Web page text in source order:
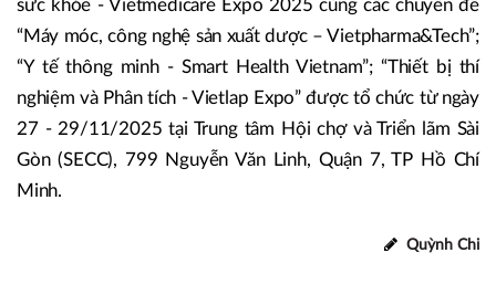
sức khỏe - Vietmedicare Expo 2025 cùng các chuyên đề
“Máy móc, công nghệ sản xuất dược – Vietpharma&Tech”;
“Y tế thông minh - Smart Health Vietnam”; “Thiết bị thí
nghiệm và Phân tích - Vietlap Expo” được tổ chức từ ngày
27 - 29/11/2025 tại Trung tâm Hội chợ và Triển lãm Sài
Gòn (SECC), 799 Nguyễn Văn Linh, Quận 7, TP Hồ Chí
Minh.
Quỳnh Chi